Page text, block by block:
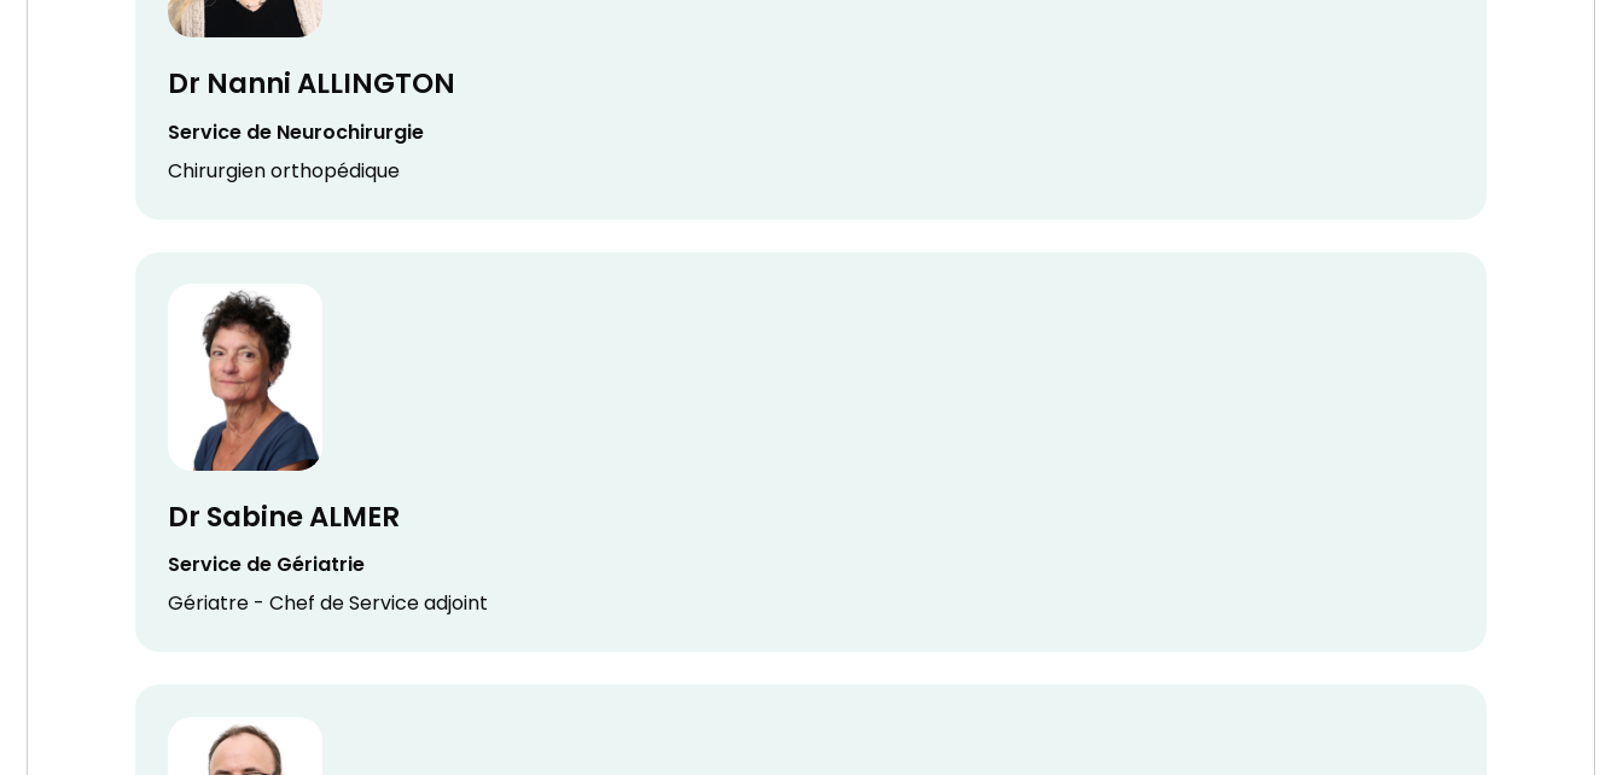
Dr Nanni ALLINGTON
Service de Neurochirurgie
Chirurgien orthopédique
Dr Sabine ALMER
Service de Gériatrie
Gériatre - Chef de Service adjoint